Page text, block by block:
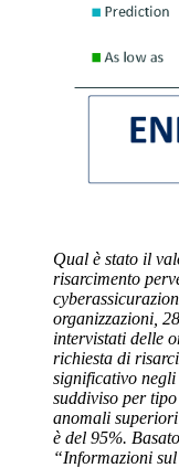
Qual è stato il
risarcimento
organizzazioni,
intervistati delle
richiesta di
significativo negli
suddiviso per
anomali
è del 95%.
“Informazioni